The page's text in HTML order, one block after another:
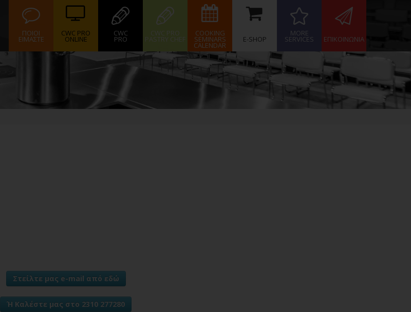
ΠΟΙΟΙ
ΕΙΜΑΣΤΕ
CWC PRO
ONLINE
CWC
PRO
CWC PRO
PASTRY CHEF
COOKING
SEMINARS
CALENDAR
E-SHOP
MORE
SERVICES ΕΠΙΚΟΙΝΩΝΙΑ
Στείλτε μας e-mail από εδώ
Ή Καλέστε μας στο 2310 277280